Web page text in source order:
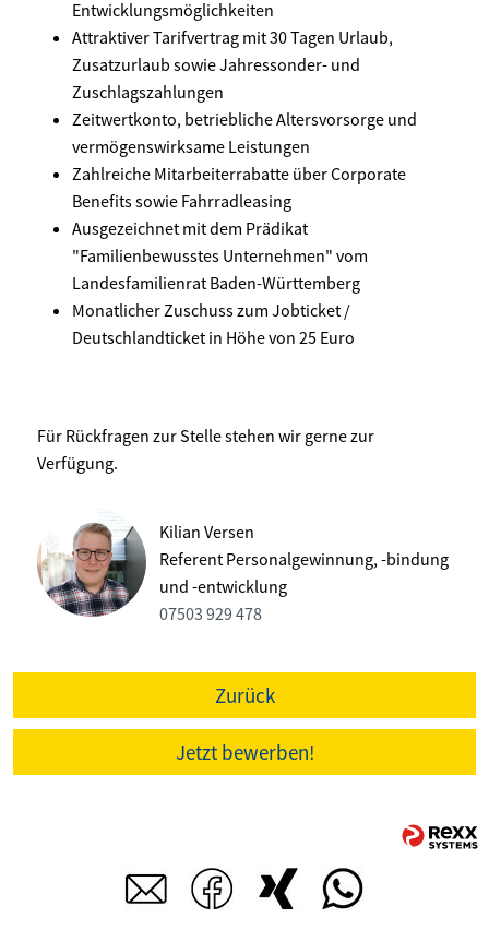
Entwicklungsmöglichkeiten
Attraktiver Tarifvertrag mit 30 Tagen Urlaub,
Zusatzurlaub sowie Jahressonder- und
Zuschlagszahlungen
Zeitwertkonto, betriebliche Altersvorsorge und
vermögenswirksame Leistungen
Zahlreiche Mitarbeiterrabatte über Corporate
Benefits sowie Fahrradleasing
Ausgezeichnet mit dem Prädikat
"Familienbewusstes Unternehmen" vom
Landesfamilienrat Baden-Württemberg
Monatlicher Zuschuss zum Jobticket /
Deutschlandticket in Höhe von 25 Euro
Für Rückfragen zur Stelle stehen wir gerne zur
Verfügung.
Kilian Versen
Referent Personalgewinnung, -bindung
und -entwicklung
07503 929 478
Zurück
Jetzt bewerben!